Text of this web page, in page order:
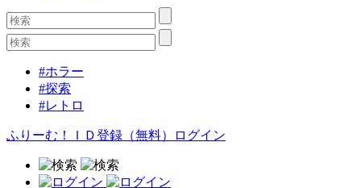
#ホラー
#探索
#レトロ
ふりーむ！ＩＤ登録（無料） ログイン